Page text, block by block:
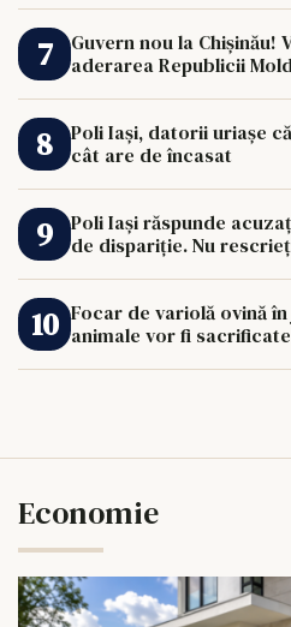
Guvern nou la Chișinău!
aderarea Republicii
Poli Iași, datorii uriașe
cât are de încasat
Poli Iași răspunde
de dispariție. Nu
Focar de variolă ovină
animale vor fi sacrificate
Economie